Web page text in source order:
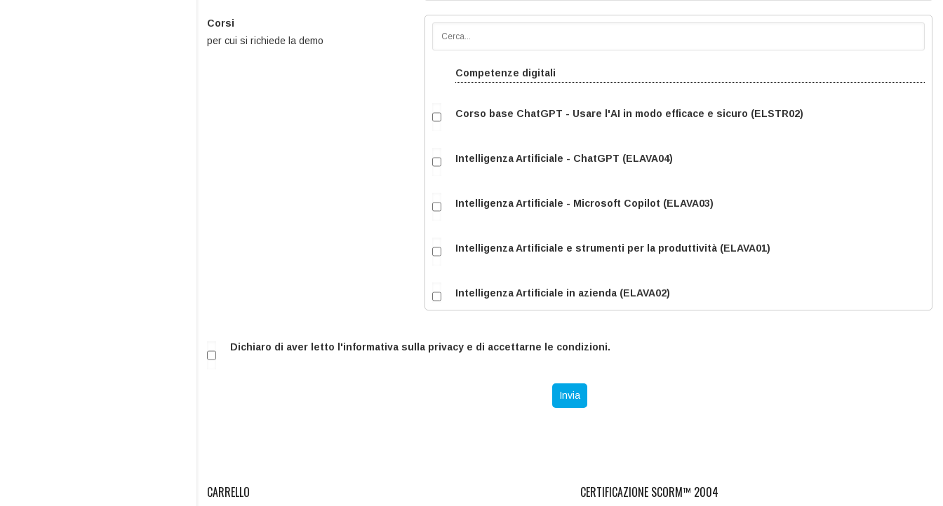
Corsi
per cui si richiede la demo
Competenze digitali
Corso base ChatGPT - Usare l'AI in modo efficace e sicuro (ELSTR02)
Intelligenza Artificiale - ChatGPT (ELAVA04)
Intelligenza Artificiale - Microsoft Copilot (ELAVA03)
Intelligenza Artificiale e strumenti per la produttività (ELAVA01)
Intelligenza Artificiale in azienda (ELAVA02)
Principi base e primi passi nell'Intelligenza Artificiale generativa (ELAVA05)
Dichiaro di aver letto l'informativa sulla privacy e di accettarne le condizioni.
Invia
CARRELLO CERTIFICAZIONE SCORM™ 2004